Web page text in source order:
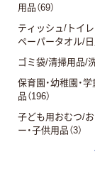
用品（69）
ティッシュ/トイ
ペーパータオル/日
ゴミ袋/清掃用品/洗
保育園・幼稚園・
品（196）
子ども用おむつ/
ー・子供用品（3）